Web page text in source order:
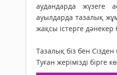
аудандарда жүзеге
ауылдарда тазалық
жақсы істерге
Тазалық біз бен
Туған жерімізді бірге